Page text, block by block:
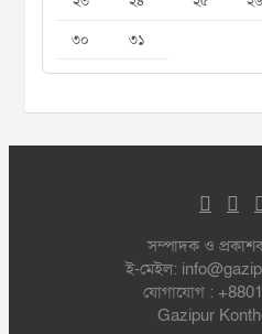
৩০
৩১
সম্পাদক ও
ই-মেইল:
যোগাযোগ :
Gazipur